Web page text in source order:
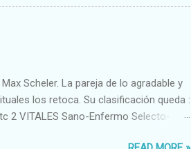
Scheler. La pareja de lo agradable y
los retoca. Su clasificación queda :
2 VITALES Sano-Enfermo Selecto-